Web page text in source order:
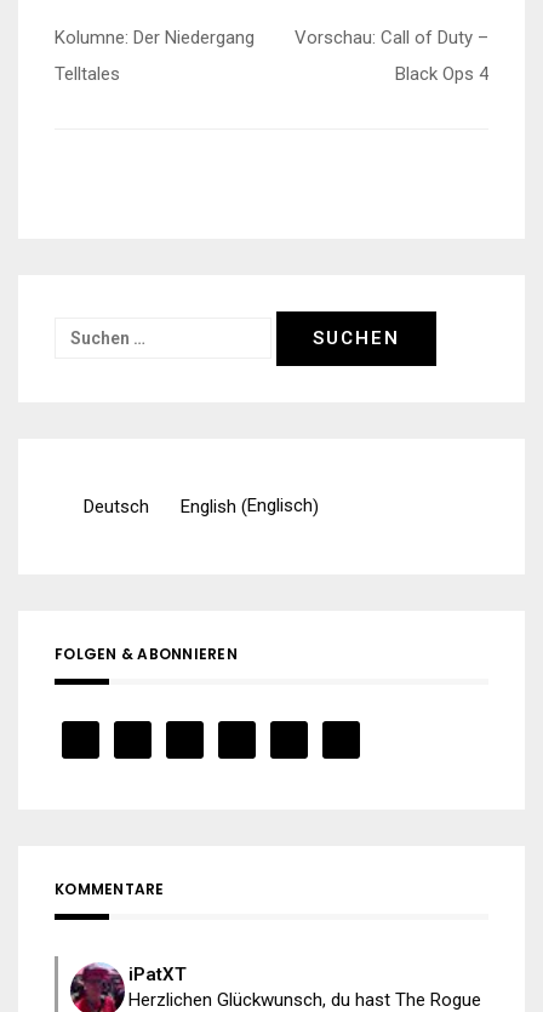
Beitragsnavigation
Kolumne: Der Niedergang
Telltales
Vorschau: Call of Duty –
Black Ops 4
Suchen
Deutsch English (Englisch)
FOLGEN & ABONNIEREN
KOMMENTARE
iPatXT
Herzlichen Glückwunsch, du hast The Rogue